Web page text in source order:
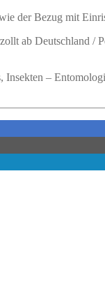
der Bezug mit
ab Deutschland /
–